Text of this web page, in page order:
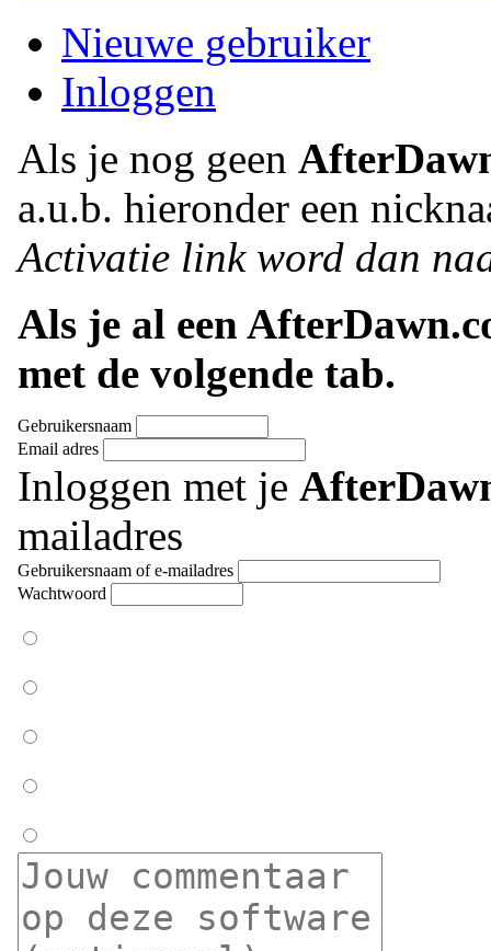
Nieuwe gebruiker
Inloggen
Als je nog geen
a.u.b. hieronder een
Activatie link word dan
Als je al een
met de volgende tab.
Gebruikersnaam
Email adres
Inloggen met je
mailadres
Gebruikersnaam of e-mailadres
Wachtwoord